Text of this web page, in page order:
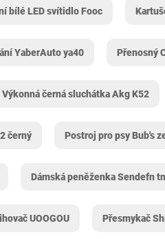
bílé LED svítidlo Fooc
YaberAuto ya40 Přenosný
Výkonná černá sluchátka Akg K52
černý Postroj pro psy Bub's
Dámská peněženka Sendefn
UOOGOU Přesmykač